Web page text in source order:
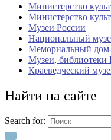
Министерство
Министерство
Музеи России
Национальный
Мемориальный
Музеи, библиотеки
Краеведческий
Найти на сайте
Search for: